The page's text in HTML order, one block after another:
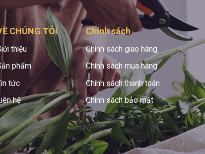
CHÚNG TÔI
thiệu
phẩm
tức
hệ
Chính sách
Chính sách giao hàng
Chính sách mua hàng
Chính sách thanh toán
Chính sách bảo mật